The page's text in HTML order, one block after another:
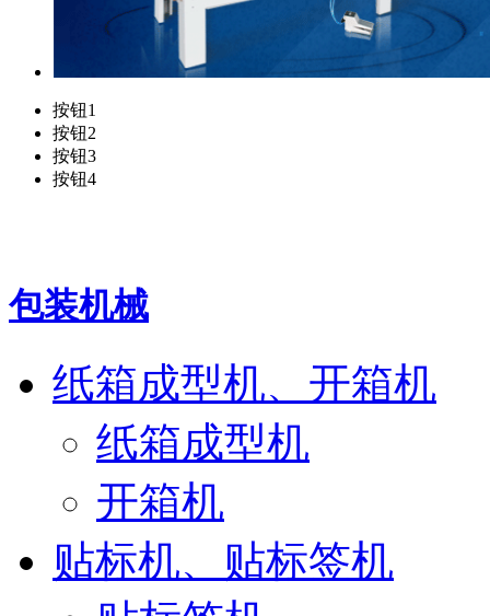
按钮1
按钮2
按钮3
按钮4
包装机械
纸箱成型机、开箱机
纸箱成型机
开箱机
贴标机、贴标签机